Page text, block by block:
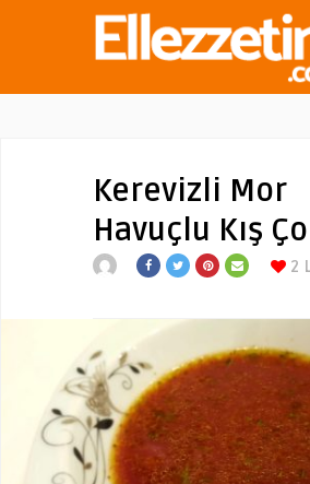
Kerevizli Mor
Havuçlu Kış
2